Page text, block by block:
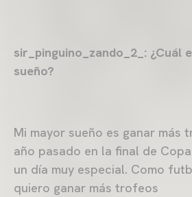
sir_pinguino_zando_2_: ¿Cuál
sueño?
Mi mayor sueño es ganar más
año pasado en la final de
un día muy especial. Como
quiero ganar más trofeos